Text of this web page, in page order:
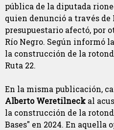
pública de la diputada
quien denunció a través de
presupuestario afectó, por
Río Negro. Según informó
la construcción de la
Ruta 22.
En la misma publicación,
Alberto Weretilneck al
la construcción de la
Bases" en 2024. En aquella